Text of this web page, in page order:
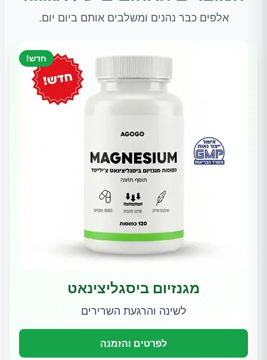
אלפים כבר נהנים ומשלבים אותם ביום יום.
חדש!
מגנזיום ביסגליצינאט
לשינה והרגעת השרירים
לפרטים והזמנה